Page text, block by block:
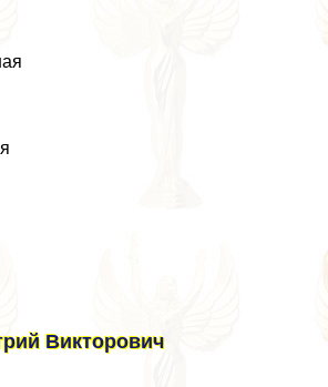
Викторович